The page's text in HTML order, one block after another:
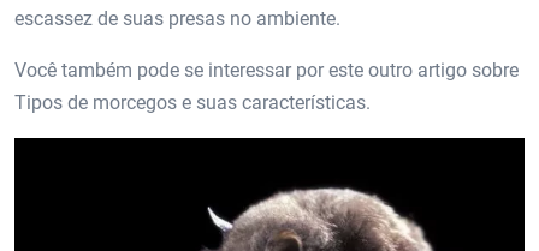
escassez de suas presas no ambiente.
Você também pode se interessar por este outro artigo sobre
Tipos de morcegos e suas características.